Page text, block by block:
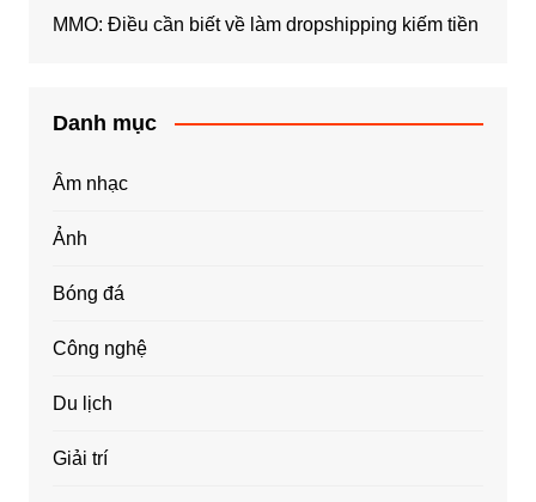
MMO: Điều cần biết về làm dropshipping kiếm tiền
Danh mục
Âm nhạc
Ảnh
Bóng đá
Công nghệ
Du lịch
Giải trí